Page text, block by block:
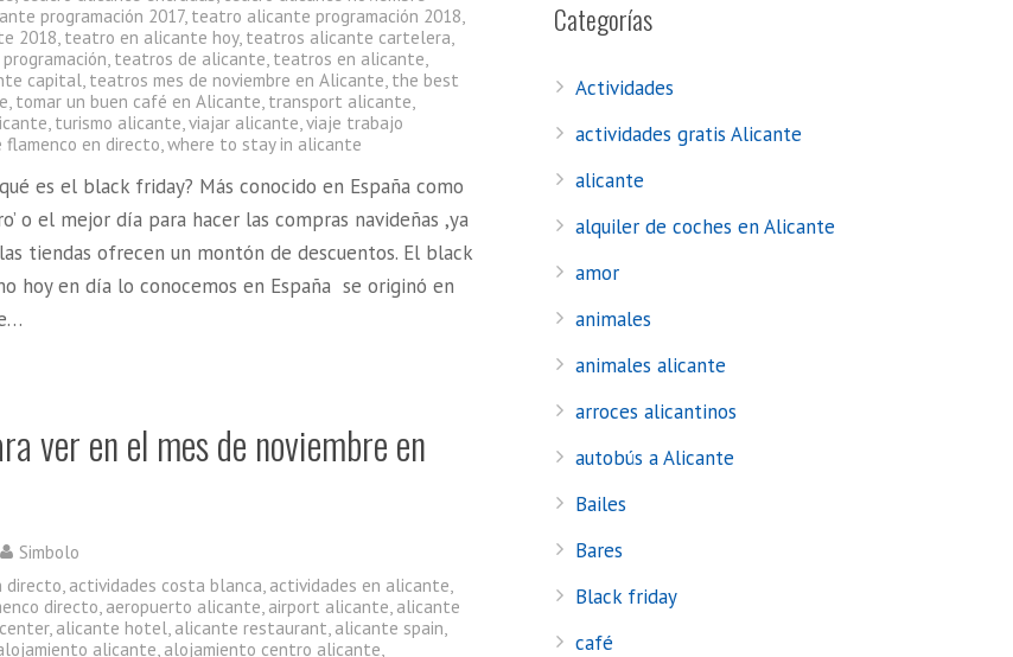
programación 2017, teatro alicante programación 2018,
2018, teatro en alicante hoy, teatros alicante cartelera,
, teatros de alicante, teatros en alicante,
capital, teatros mes de noviembre en Alicante, the best
, tomar un buen café en Alicante, transport alicante,
, turismo alicante,viajar alicante,viaje trabajo
flamenco en directo,where to stay in alicante
es el black friday? Más conocido en España como
o el mejor día para hacer las compras navideñas ,ya
tiendas ofrecen un montón de descuentos. El black
hoy en día lo conocemos en España se originó en
ver en el mes de noviembre en
Simbolo
directo, actividades costa blanca, actividades en alicante,
directo, aeropuerto alicante, airport alicante, alicante
, alicante hotel, alicante restaurant, alicante spain,
alicante, alojamiento centro alicante,
Categorías
Actividades
actividades gratis Alicante
alicante
alquiler de coches en Alicante
amor
animales
animales alicante
arroces alicantinos
autobús a Alicante
Bailes
Bares
Black friday
café